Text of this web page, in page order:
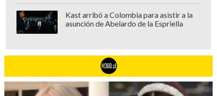
Kast arribó a Colombia para asistir a la
asunción de Abelardo de la Espriella